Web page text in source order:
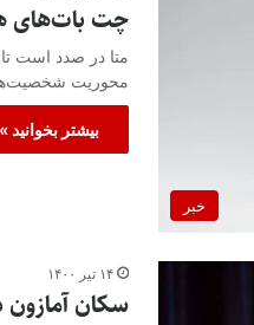
خبر
چت بات‌های
متا در صدد است
محوریت
بیشتر بخوانید »
۱۴ تیر ۱۴۰۰
سکان